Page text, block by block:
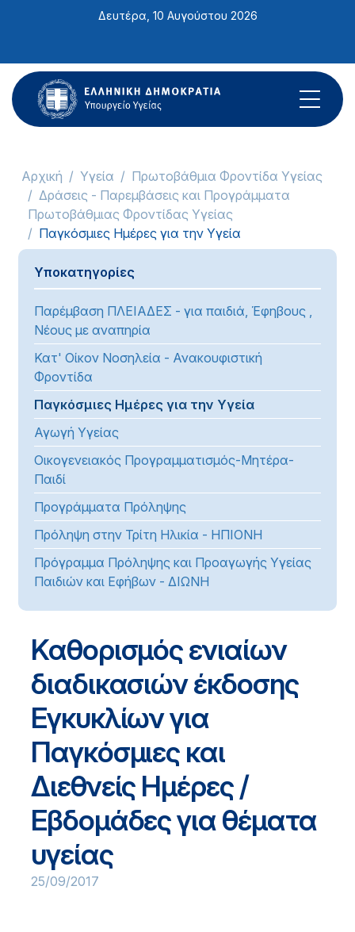
ιστότοπος
περιλαμβάνει
ένα
σύστημα
Δευτέρα, 10 Αυγούστου 2026
Αρχική Υγεία
Πρωτοβάθμια Φροντίδα Υγείας
Δράσεις - Παρεμβάσεις και Προγράμματα
Πρωτοβάθμιας Φροντίδας Υγείας
Παγκόσμιες Ημέρες για την Υγεία
Υποκατηγορίες
Παρέμβαση ΠΛΕΙΑΔΕΣ - για παιδιά, Έφηβους ,
Νέους με αναπηρία
Κατ' Οίκον Νοσηλεία - Ανακουφιστική
Φροντίδα
Παγκόσμιες Ημέρες για την Υγεία
Αγωγή Υγείας
Οικογενειακός Προγραμματισμός-Μητέρα-
Παιδί
Προγράμματα Πρόληψης
Πρόληψη στην Τρίτη Ηλικία - ΗΠΙΟΝΗ
Πρόγραμμα Πρόληψης και Προαγωγής Υγείας
Παιδιών και Εφήβων - ΔΙΩΝΗ
Καθορισμός ενιαίων
διαδικασιών έκδοσης
Εγκυκλίων για
Παγκόσμιες και
Διεθνείς Ημέρες /
Εβδομάδες για θέματα
υγείας
25/09/2017